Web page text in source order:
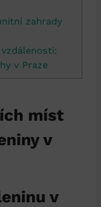
zahrady
⁣v ‍Praze
⁣míst
v
v